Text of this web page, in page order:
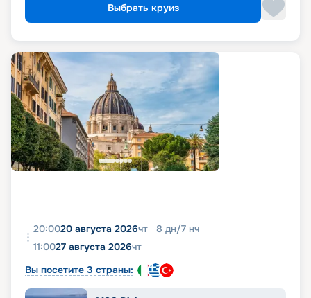
Выбрать круиз
20:0020 августа 2026чт 8 дн/7 нч
11:0027 августа 2026чт
Вы посетите 3 страны: